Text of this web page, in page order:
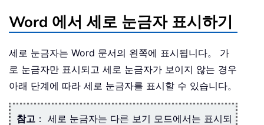
Word 에서 세로 눈금자 표시하기
세로 눈금자는 Word 문서의 왼쪽에 표시됩니다。 가
로 눈금자만 표시되고 세로 눈금자가 보이지 않는 경우
아래 단계에 따라 세로 눈금자를 표시할 수 있습니다。
참고 ： 세로 눈금자는 다른 보기 모드에서는 표시되